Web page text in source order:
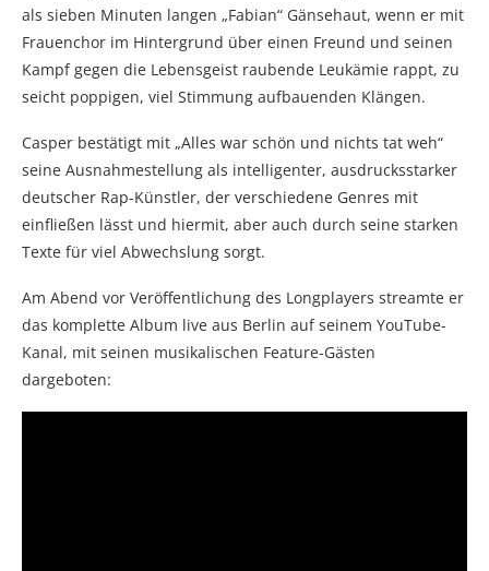
als sieben Minuten langen „Fabian“ Gänsehaut, wenn er mit
Frauenchor im Hintergrund über einen Freund und seinen
Kampf gegen die Lebensgeist raubende Leukämie rappt, zu
seicht poppigen, viel Stimmung aufbauenden Klängen.
Casper bestätigt mit „Alles war schön und nichts tat weh“
seine Ausnahmestellung als intelligenter, ausdrucksstarker
deutscher Rap-Künstler, der verschiedene Genres mit
einfließen lässt und hiermit, aber auch durch seine starken
Texte für viel Abwechslung sorgt.
Am Abend vor Veröffentlichung des Longplayers streamte er
das komplette Album live aus Berlin auf seinem YouTube-
Kanal, mit seinen musikalischen Feature-Gästen
dargeboten: